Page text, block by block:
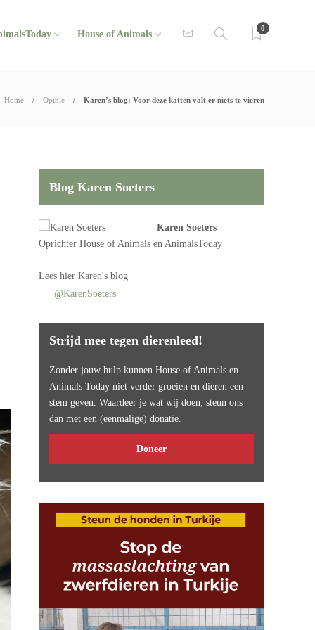
House of Animals
0
Home Opinie Karen’s blog: Voor deze katten valt er niets te vieren
Blog Karen Soeters
Karen Soeters
OprichterHouse of Animals en AnimalsToday
Leeshier Karen's blog
@KarenSoeters
Strijd mee tegen dierenleed!
Zonder jouw hulp kunnen House of Animals en
Animals Today niet verder groeien en dieren een
stem geven. Waardeer je wat wij doen, steun ons
dan met een (eenmalige) donatie.
Doneer